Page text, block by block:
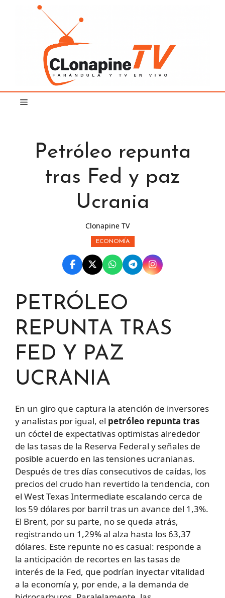
Petróleo repunta
tras Fed y paz
Ucrania
Clonapine TV
ECONOMÍA
PETRÓLEO
REPUNTA TRAS
FED Y PAZ
UCRANIA
En un giro que captura la atención de inversores
y analistas por igual, el petróleo repunta tras
un cóctel de expectativas optimistas alrededor
de las tasas de la Reserva Federal y señales de
posible acuerdo en las tensiones ucranianas.
Después de tres días consecutivos de caídas, los
precios del crudo han revertido la tendencia, con
el West Texas Intermediate escalando cerca de
los 59 dólares por barril tras un avance del 1,3%.
El Brent, por su parte, no se queda atrás,
registrando un 1,29% al alza hasta los 63,37
dólares. Este repunte no es casual: responde a
la anticipación de recortes en las tasas de
interés de la Fed, que podrían inyectar vitalidad
a la economía y, por ende, a la demanda de